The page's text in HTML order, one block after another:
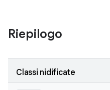
Riepilogo
Classi nidificate